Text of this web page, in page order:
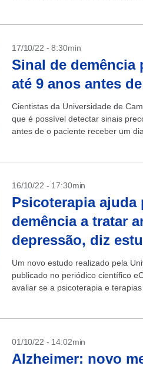
17/10/22 - 8:30min
Sinal de demência
até 9 anos antes
Cientistas da Universidade de
que é possível detectar sinais
antes de o paciente receber um
16/10/22 - 17:30min
Psicoterapia ajuda
demência a tratar
depressão, diz
Um novo estudo realizado pela
publicado no periódico científico
avaliar se a psicoterapia e
01/10/22 - 14:02min
Alzheimer: novo